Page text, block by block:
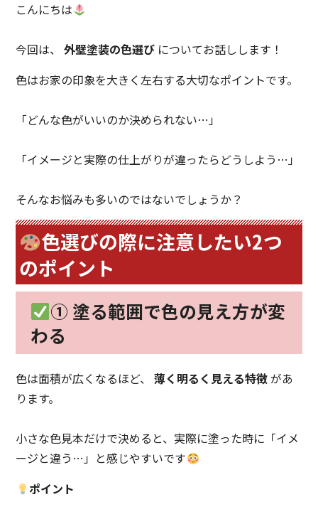
こんにちは
今回は、外壁塗装の色選び についてお話しします！
色はお家の印象を大きく左右する大切なポイントです。
「どんな色がいいのか決められない…」
「イメージと実際の仕上がりが違ったらどうしよう…」
そんなお悩みも多いのではないでしょうか？
色選びの際に注意したい2つ
のポイント
① 塗る範囲で色の見え方が変
わる
色は面積が広くなるほど、薄く明るく見える特徴があ
ります。
小さな色見本だけで決めると、実際に塗った時に「イメ
ージと違う…」と感じやすいです
ポイント